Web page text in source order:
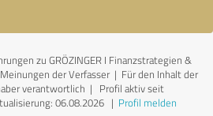
zu GRÖZINGER I Finanzstrategien &
der Verfasser | Für den Inhalt der
verantwortlich | Profil aktiv seit
06.08.2026| Profil melden